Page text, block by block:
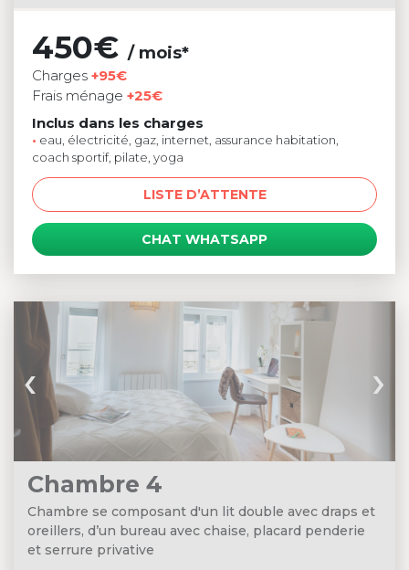
450€ / mois*
Charges +95€
Frais ménage +25€
Inclus dans les charges
• eau, électricité, gaz, internet, assurance habitation,
coach sportif, pilate, yoga
LISTE D’ATTENTE
CHAT WHATSAPP
‹ ›
Chambre 4
Chambre se composant d'un lit double avec draps et
oreillers, d’un bureau avec chaise, placard penderie
et serrure privative